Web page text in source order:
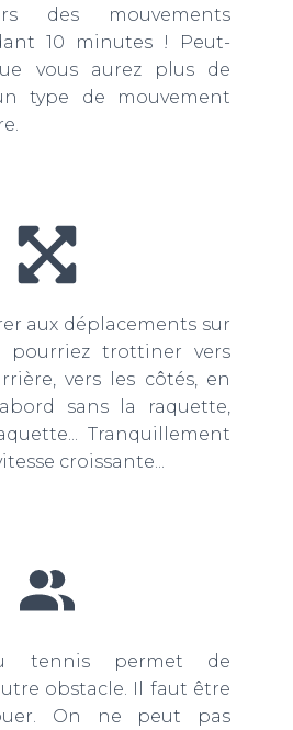
des mouvements
10 minutes ! Peut-
vous aurez plus de
type de mouvement
aux déplacements sur
pourriez trottiner vers
vers les côtés, en
sans la raquette,
Tranquillement
croissante...
tennis permet de
obstacle. Il faut être
On ne peut pas